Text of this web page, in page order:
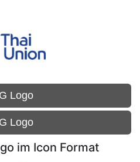
Logo
Logo
im Icon Format